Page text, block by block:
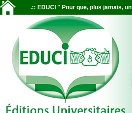
.:: EDUCI " Pour que, plus jamais,